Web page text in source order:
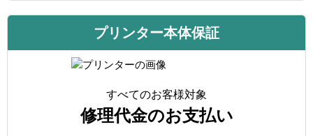
プリンター本体保証
すべてのお客様対象
修理代金のお支払い